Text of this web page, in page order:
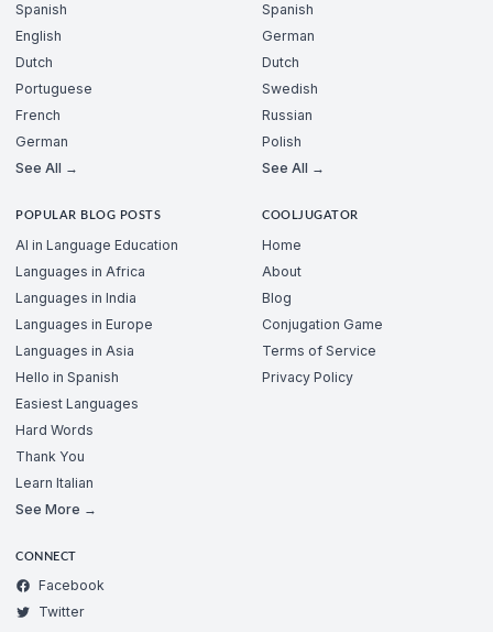
Spanish
English
Dutch
Portuguese
French
German
See All →
Spanish
German
Dutch
Swedish
Russian
Polish
See All →
POPULAR BLOG POSTS
AI in Language Education
Languages in Africa
Languages in India
Languages in Europe
Languages in Asia
Hello in Spanish
Easiest Languages
Hard Words
Thank You
Learn Italian
See More →
COOLJUGATOR
Home
About
Blog
Conjugation Game
Terms of Service
Privacy Policy
CONNECT
Facebook
Twitter